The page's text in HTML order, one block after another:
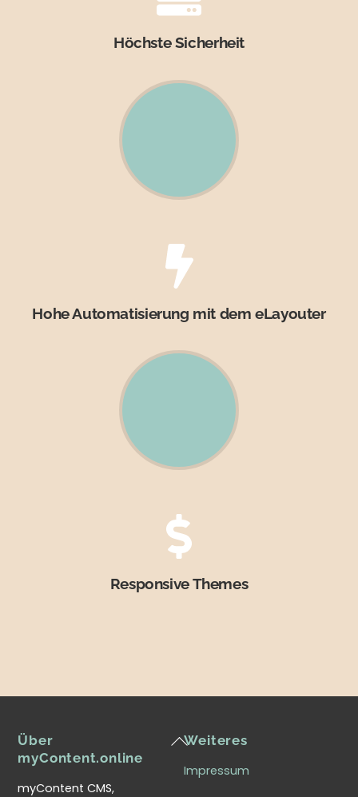
Höchste Sicherheit
Hohe Automatisierung mit dem eLayouter
Responsive Themes
Back
Top
Über
myContent.online
myContent CMS,
Weiteres
Impressum